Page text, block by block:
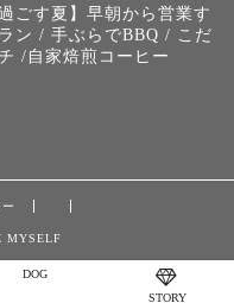
ごす夏】早朝から営業す
ン / 手ぶらでBBQ / こだ
/自家焙煎コーヒー
MYSELF
DOG
STORY